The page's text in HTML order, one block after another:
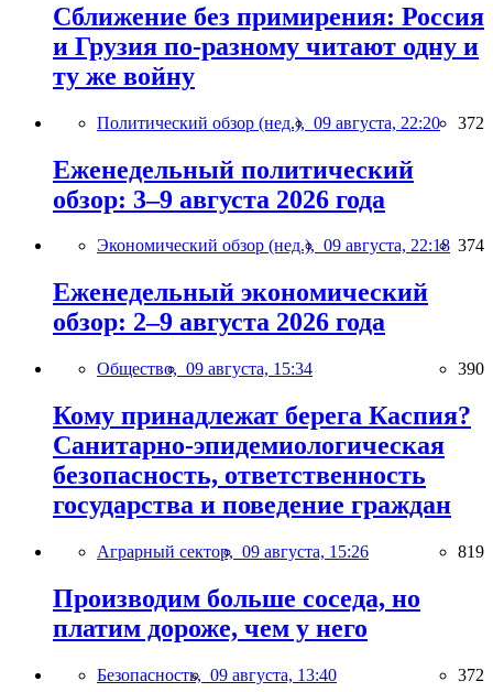
Сближение без примирения: Россия
и Грузия по-разному читают одну и
ту же войну
Политический обзор (нед.), 09 августа, 22:20 372
Еженедельный политический
обзор: 3–9 августа 2026 года
Экономический обзор (нед.), 09 августа, 22:18 374
Еженедельный экономический
обзор: 2–9 августа 2026 года
Общество, 09 августа, 15:34 390
Кому принадлежат берега Каспия?
Санитарно-эпидемиологическая
безопасность, ответственность
государства и поведение граждан
Аграрный сектор, 09 августа, 15:26 819
Производим больше соседа, но
платим дороже, чем у него
Безопасность, 09 августа, 13:40 372